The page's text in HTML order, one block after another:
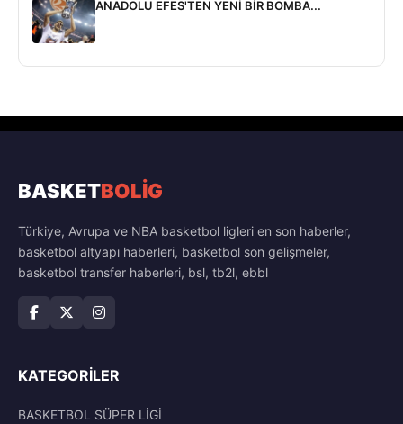
ANADOLU EFES'TEN YENİ BİR BOMBA...
BASKETBOLİG
Türkiye, Avrupa ve NBA basketbol ligleri en son haberler,
basketbol altyapı haberleri, basketbol son gelişmeler,
basketbol transfer haberleri, bsl, tb2l, ebbl
KATEGORILER
BASKETBOL SÜPER LİGİ